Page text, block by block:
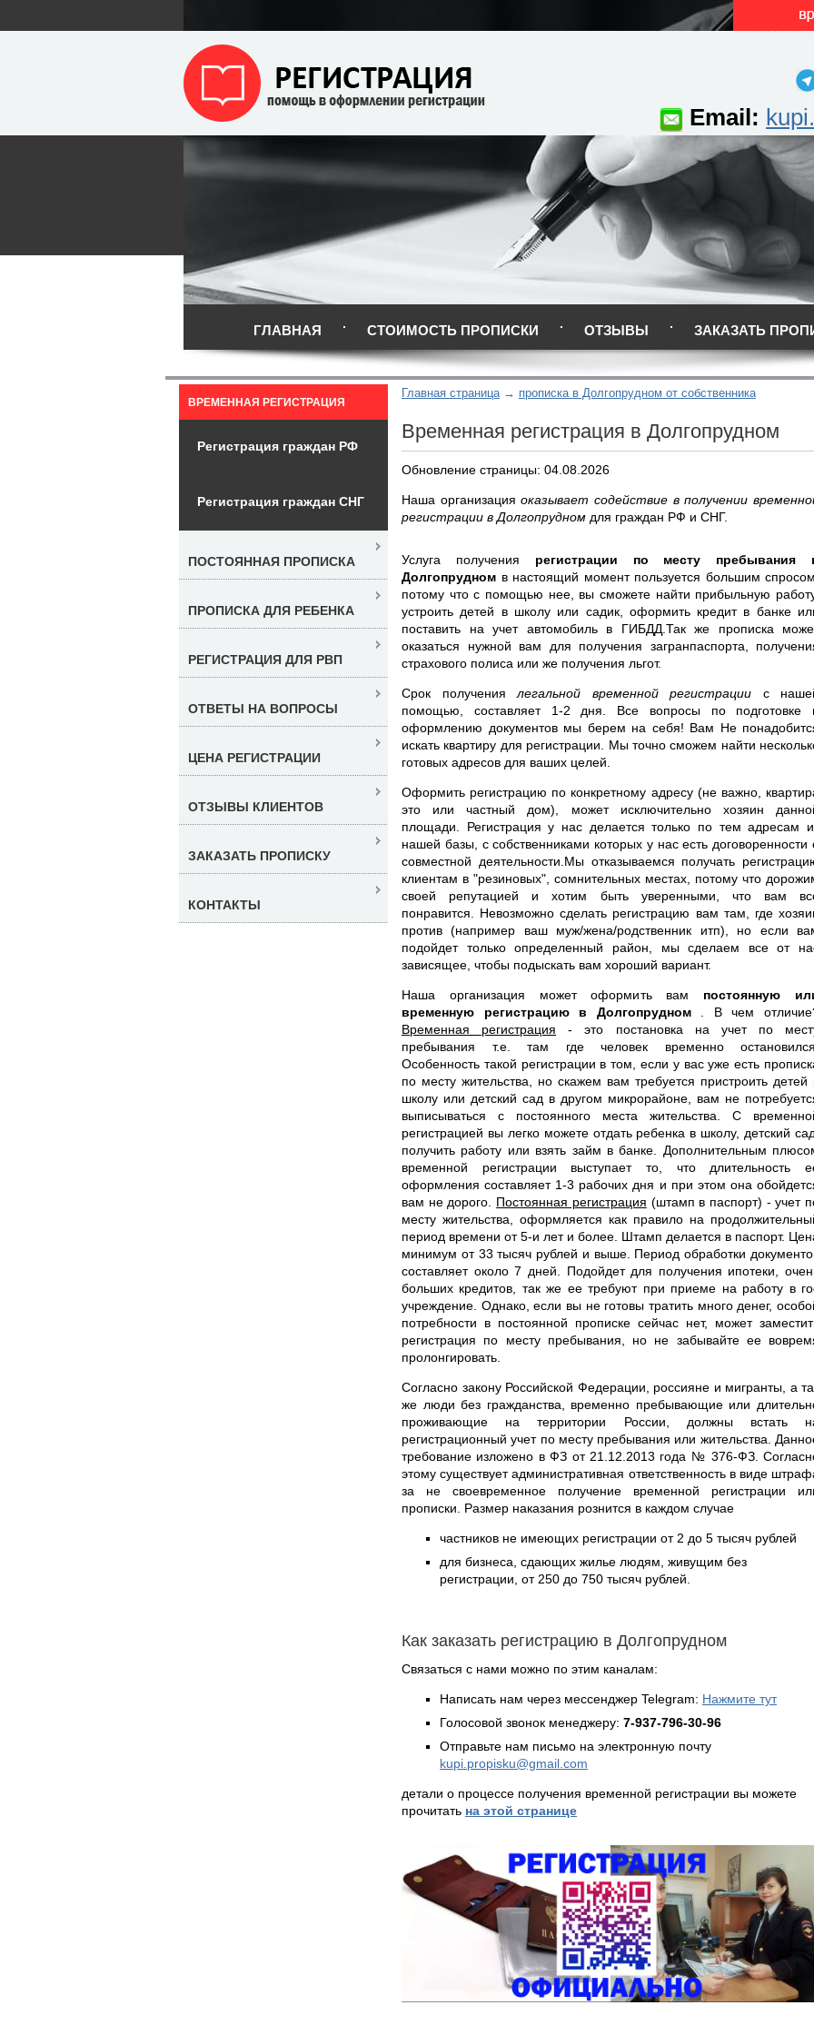
Email:
ГЛАВНАЯ СТОИМОСТЬ ПРОПИСКИ ОТЗЫВЫ ЗАКАЗАТЬ
Главная страница прописка в Долгопрудном от собственника
Временная регистрация в Долгопрудном
Обновление страницы: 04.08.2026
Наша организацияоказывает содействие в получении
регистрации в Долгопрудном для граждан РФ и СНГ.
Услуга получения регистрации по месту пребывания
Долгопрудном в настоящий момент пользуется большим спросом,
потому что с помощью нее, вы сможете найти прибыльную
устроить детей в школу или садик, оформить кредит в банке
поставить на учет автомобиль в ГИБДД.Так же прописка
оказаться нужной вам для получения загранпаспорта,
страхового полиса или же получения льгот.
Срок получения легальной временной регистрации с
помощью, составляет 1-2 дня. Все вопросы по подготовке
оформлению документов мы берем на себя! Вам Не
искать квартиру для регистрации. Мы точно сможем найти
готовых адресов для ваших целей.
Оформить регистрацию по конкретному адресу (не важно,
это или частный дом), может исключительно хозяин
площади. Регистрация у нас делается только по тем адресам
нашей базы, с собственниками которых у нас есть договоренности
совместной деятельности.Мы отказываемся получать
клиентам в "резиновых", сомнительных местах, потому что
своей репутацией и хотим быть уверенными, что вам
понравится. Невозможно сделать регистрацию вам там, где
против (например ваш муж/жена/родственник итп), но если
подойдет только определенный район, мы сделаем все от
зависящее, чтобы подыскать вам хороший вариант.
Наша организация может оформить вам постоянную
временную регистрацию в Долгопрудном
. В чем
Временная регистрация - это постановка на учет по
пребывания т.е. там где человек временно остановился.
Особенность такой регистрации в том, если у вас уже есть
по месту жительства, но скажем вам требуется пристроить детей
школу или детский сад в другом микрорайоне, вам не
выписываться с постоянного места жительства. С
регистрацией вы легко можете отдать ребенка в школу, детский сад,
получить работу или взять займ в банке. Дополнительным
временной регистрации выступает то, что длительность
оформления составляет 1-3 рабочих дня и при этом она
вам не дорого. Постоянная регистрация (штамп в паспорт) - учет
месту жительства, оформляется как правило на
период времени от 5-и лет и более. Штамп делается в паспорт.
минимум от 33 тысяч рублей и выше. Период обработки
составляет около 7 дней. Подойдет для получения ипотеки,
больших кредитов, так же ее требуют при приеме на работу в
учреждение. Однако, если вы не готовы тратить много денег,
потребности в постоянной прописке сейчас нет, может
регистрация по месту пребывания, но не забывайте ее
пролонгировать.
Согласно закону Российской Федерации, россияне и мигранты, а
же люди без гражданства, временно пребывающие или
проживающие на территории России, должны встать
регистрационный учет по месту пребывания или жительства.
требование изложено в ФЗ от 21.12.2013 года № 376-ФЗ.
этому существует административная ответственность в виде
за не своевременное получение временной регистрации
прописки. Размер наказания рознится в каждом случае
частников не имеющих регистрации от 2 до 5 тысяч рублей
для бизнеса, сдающих жилье людям, живущим без
регистрации, от 250 до 750 тысяч рублей.
Как заказать регистрацию в Долгопрудном
Связаться с нами можно по этим каналам:
Написать нам через мессенджер Telegram: Нажмите тут
Голосовой звонок менеджеру: 7-937-796-30-96
Отправьте нам письмо на электронную почту
kupi.propisku@gmail.com
детали о процессе получения временной регистрации вы можете
прочитать на этой странице
ВРЕМЕННАЯ РЕГИСТРАЦИЯ
Регистрация граждан РФ
Регистрация граждан СНГ
ПОСТОЯННАЯ ПРОПИСКА
ПРОПИСКА ДЛЯ РЕБЕНКА
РЕГИСТРАЦИЯ ДЛЯ РВП
ОТВЕТЫ НА ВОПРОСЫ
ЦЕНА РЕГИСТРАЦИИ
ОТЗЫВЫ КЛИЕНТОВ
ЗАКАЗАТЬ ПРОПИСКУ
КОНТАКТЫ